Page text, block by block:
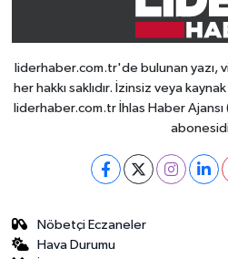
liderhaber.com.tr'de bulunan
her hakkı saklıdır. İzinsiz veya
liderhaber.com.tr İhlas Haber Ajansı
Nöbetçi Eczaneler
Hava Durumu